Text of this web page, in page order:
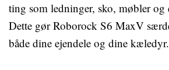
ting som ledninger, sko, møbler og
Dette gør Roborock S6 MaxV
både dine ejendele og dine kæledyr.